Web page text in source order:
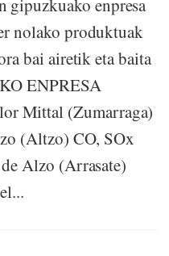
enpresa
nolako produktuak
bai airetik eta baita
ENPRESA
Mittal (Zumarraga)
(Altzo) CO, SOx
Alzo (Arrasate)